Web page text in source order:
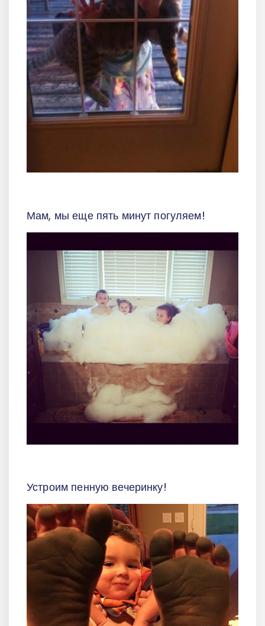
Мам, мы еще пять минут погуляем!
Устроим пенную вечеринку!